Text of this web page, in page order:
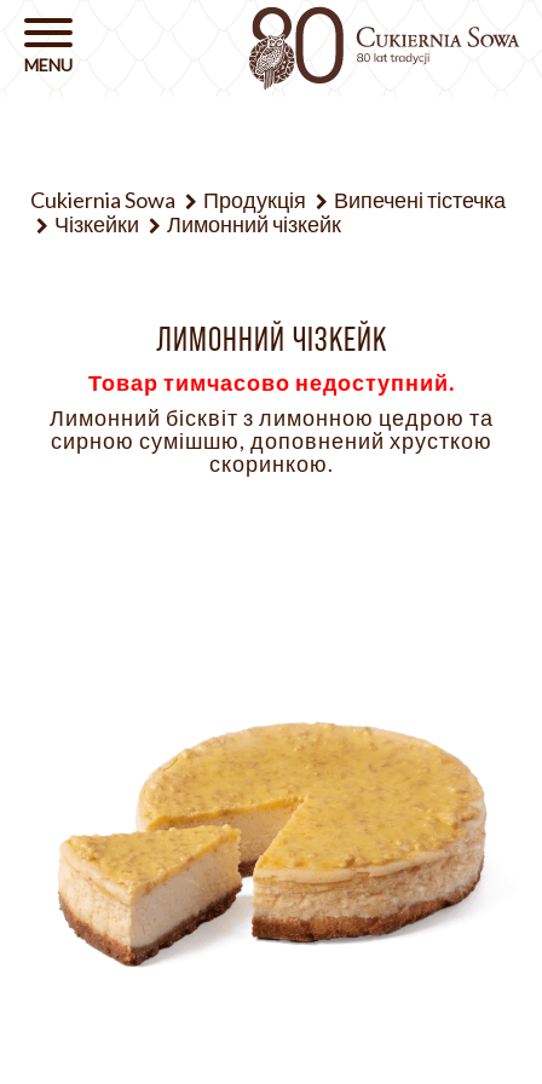
Cukiernia Sowa Продукція
Випечені тістечка
Чізкейки
Лимонний чізкейк
ЛИМОННИЙ ЧІЗКЕЙК
Товар тимчасово недоступний.
Лимонний бісквіт з лимонною цедрою та
сирною сумішшю, доповнений хрусткою
скоринкою.